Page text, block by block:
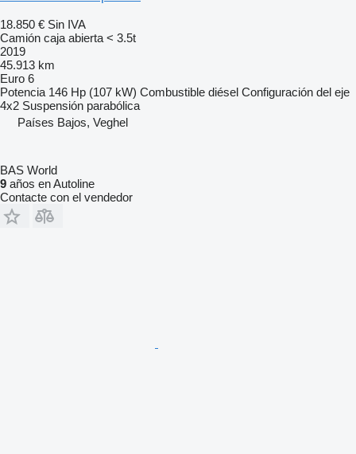
18.850 € Sin IVA
Camión caja abierta < 3.5t
2019
45.913 km
Euro 6
Potencia 146 Hp (107 kW) Combustible diésel Configuración del eje
4x2 Suspensión parabólica
Países Bajos, Veghel
BAS World
9 años en Autoline
Contacte con el vendedor